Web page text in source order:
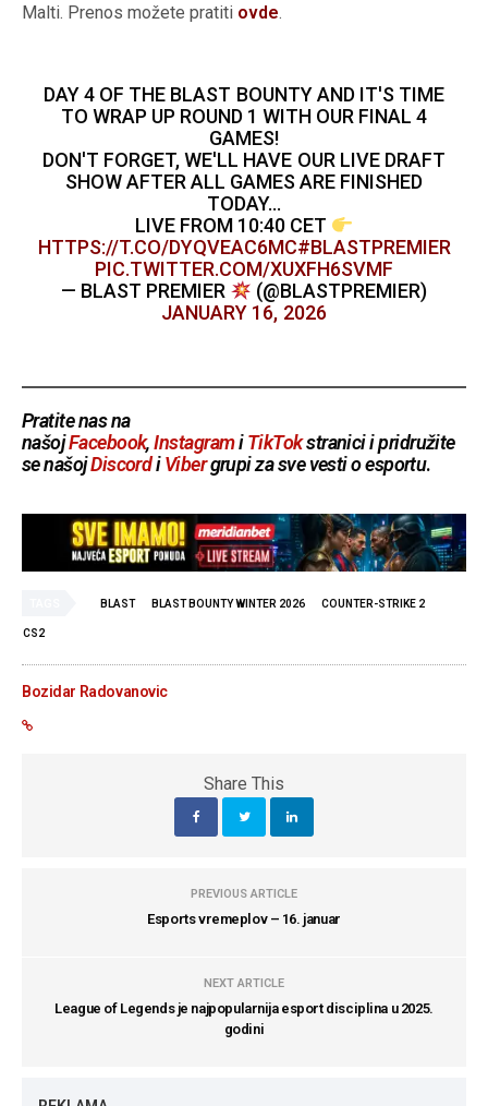
Malti. Prenos možete pratiti ovde.
DAY 4 OF THE BLAST BOUNTY AND IT'S TIME
TO WRAP UP ROUND 1 WITH OUR FINAL 4
GAMES!
DON'T FORGET, WE'LL HAVE OUR LIVE DRAFT
SHOW AFTER ALL GAMES ARE FINISHED
TODAY…
LIVE FROM 10:40 CET
HTTPS://T.CO/DYQVEAC6MC#BLASTPREMIER
PIC.TWITTER.COM/XUXFH6SVMF
— BLAST PREMIER
(@BLASTPREMIER)
JANUARY 16, 2026
Pratite nas na
našojFacebook,InstagramiTikTokstranici i pridružite
se našojDiscordiVibergrupi za sve vesti o esportu.
BLAST BLAST BOUNTY WINTER 2026 COUNTER-STRIKE 2
CS2
Bozidar Radovanovic
Share This
PREVIOUS ARTICLE
Esports vremeplov – 16. januar
NEXT ARTICLE
League of Legends je najpopularnija esport disciplina u 2025.
godini